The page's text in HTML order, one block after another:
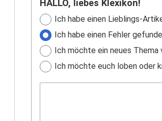
HALLO, liebes Klexikon!
Ich habe einen Lieblings-
Ich habe einen Fehler
Ich möchte ein neues Thema
Ich möchte euch loben oder